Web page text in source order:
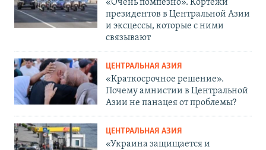
«Очень помпезно». Кортежи
президентов в Центральной Азии
и эксцессы, которые с ними
связывают
ЦЕНТРАЛЬНАЯ АЗИЯ
«Краткосрочное решение».
Почему амнистии в Центральной
Азии не панацея от проблемы?
ЦЕНТРАЛЬНАЯ АЗИЯ
«Украина защищается и